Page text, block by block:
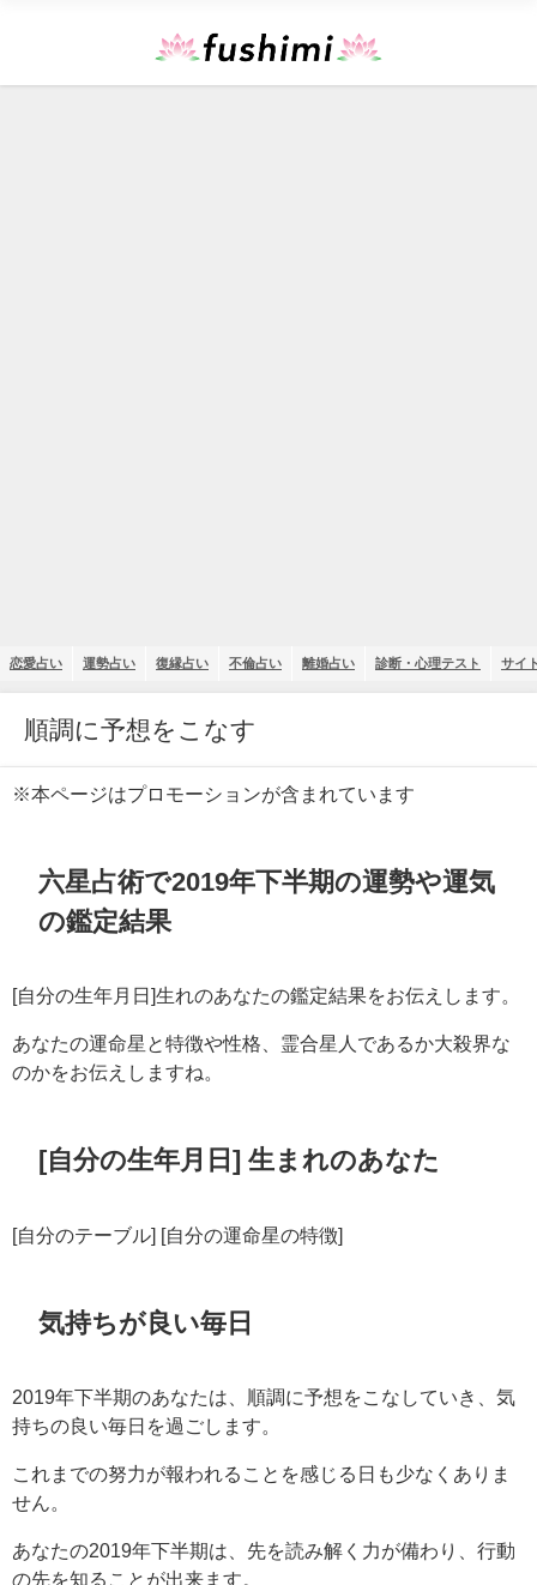
恋愛占い 運勢占い 復縁占い 不倫占い 離婚占い 診断・心理テスト サイ
順調に予想をこなす
※本ページはプロモーションが含まれています
六星占術で2019年下半期の運勢や運気
の鑑定結果
[自分の生年月日]生れのあなたの鑑定結果をお伝えします。
あなたの運命星と特徴や性格、霊合星人であるか大殺界な
のかをお伝えしますね。
[自分の生年月日] 生まれのあなた
[自分のテーブル] [自分の運命星の特徴]
気持ちが良い毎日
2019年下半期のあなたは、順調に予想をこなしていき、気
持ちの良い毎日を過ごします。
これまでの努力が報われることを感じる日も少なくありま
せん。
あなたの2019年下半期は、先を読み解く力が備わり、行動
の先を知ることが出来ます。